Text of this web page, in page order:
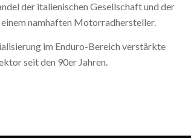
der italienischen Gesellschaft und der
namhaften Motorradhersteller.
im Enduro-Bereich verstärkte
seit den 90er Jahren.